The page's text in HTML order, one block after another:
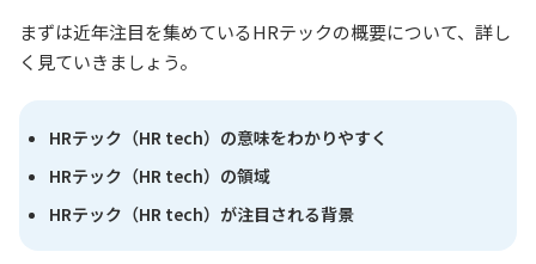
まずは近年注目を集めているHRテックの概要について、詳し
く見ていきましょう。
HRテック（HR tech）の意味をわかりやすく
HRテック（HR tech）の領域
HRテック（HR tech）が注目される背景